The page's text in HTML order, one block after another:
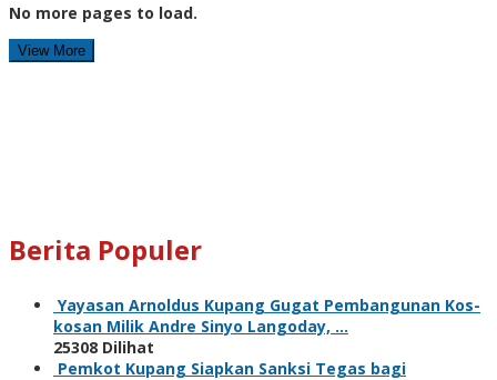
No more pages to load.
View More
Berita Populer
Yayasan Arnoldus Kupang Gugat Pembangunan Kos-
kosan Milik Andre Sinyo Langoday, …
25308 Dilihat
Pemkot Kupang Siapkan Sanksi Tegas bagi